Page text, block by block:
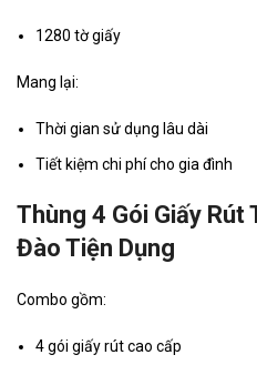
1280 tờ giấy
Mang lại:
Thời gian sử dụng lâu dài
Tiết kiệm chi phí cho gia đình
Thùng 4 Gói Giấy Rút
Đào Tiện Dụng
Combo gồm:
4 gói giấy rút cao cấp